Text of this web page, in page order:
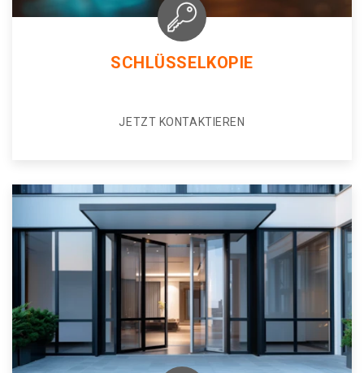
SCHLÜSSELKOPIE
JETZT KONTAKTIEREN